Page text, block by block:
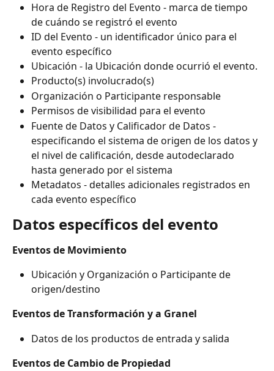
Hora de Registro del Evento - marca de tiempo
de cuándo se registró el evento
ID del Evento - un identificador único para el
evento específico
Ubicación - la Ubicación donde ocurrió el evento.
Producto(s) involucrado(s)
Organización o Participante responsable
Permisos de visibilidad para el evento
Fuente de Datos y Calificador de Datos -
especificando el sistema de origen de los datos y
el nivel de calificación, desde autodeclarado
hasta generado por el sistema
Metadatos - detalles adicionales registrados en
cada evento específico
Datos específicos del evento
Eventos de Movimiento
Ubicación y Organización o Participante de
origen/destino
Eventos de Transformación y a Granel
Datos de los productos de entrada y salida
Eventos de Cambio de Propiedad